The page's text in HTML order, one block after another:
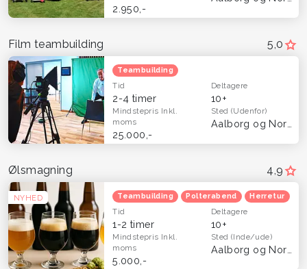
2.950,-
5,0
Film teambuilding
Teambuilding
Tid
2-4 timer
Deltagere
10+
Mindstepris Inkl.
moms
25.000,-
Sted(Udenfor)
4,9
NYHED
Ølsmagning
Teambuilding Polterabend Herretur
Tid
1-2 timer
Deltagere
10+
Mindstepris Inkl.
moms
5.000,-
Sted(Inde/ude)